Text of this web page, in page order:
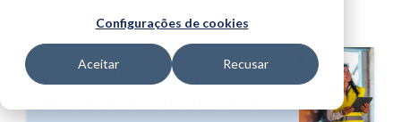
Configurações de cookies
Aceitar Recusar
Especialização em